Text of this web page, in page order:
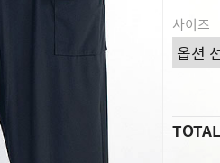
사이즈
TOTAL